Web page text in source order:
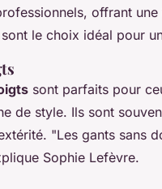
offrant
le choix idéal pour
sont parfaits pour
de style. Ils sont
"Les gants sans
Sophie Lefèvre.